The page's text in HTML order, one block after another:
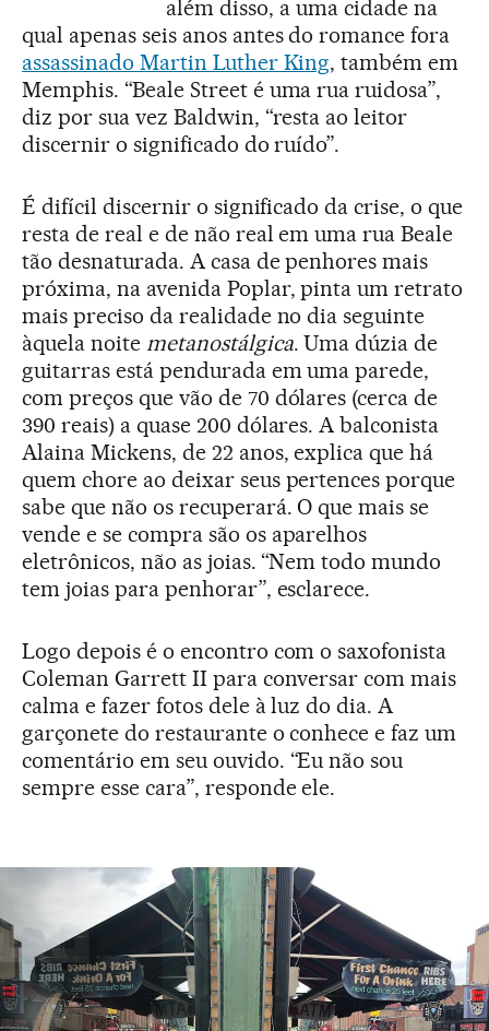
além disso, a uma cidade na
qual apenas seis anos antes do romance fora
assassinado Martin Luther King, também em
Memphis. “Beale Street é uma rua ruidosa”,
diz por sua vez Baldwin, “resta ao leitor
discernir o significado do ruído”.
É difícil discernir o significado da crise, o que
resta de real e de não real em uma rua Beale
tão desnaturada. A casa de penhores mais
próxima, na avenida Poplar, pinta um retrato
mais preciso da realidade no dia seguinte
àquela noite metanostálgica. Uma dúzia de
guitarras está pendurada em uma parede,
com preços que vão de 70 dólares (cerca de
390 reais) a quase 200 dólares. A balconista
Alaina Mickens, de 22 anos, explica que há
quem chore ao deixar seus pertences porque
sabe que não os recuperará. O que mais se
vende e se compra são os aparelhos
eletrônicos, não as joias. “Nem todo mundo
tem joias para penhorar”, esclarece.
Logo depois é o encontro com o saxofonista
Coleman Garrett II para conversar com mais
calma e fazer fotos dele à luz do dia. A
garçonete do restaurante o conhece e faz um
comentário em seu ouvido. “Eu não sou
sempre esse cara”, responde ele.